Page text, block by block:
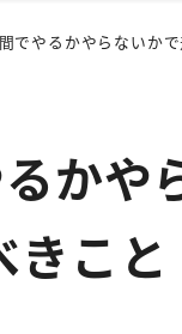
でやるかやらないか
かや
きこと